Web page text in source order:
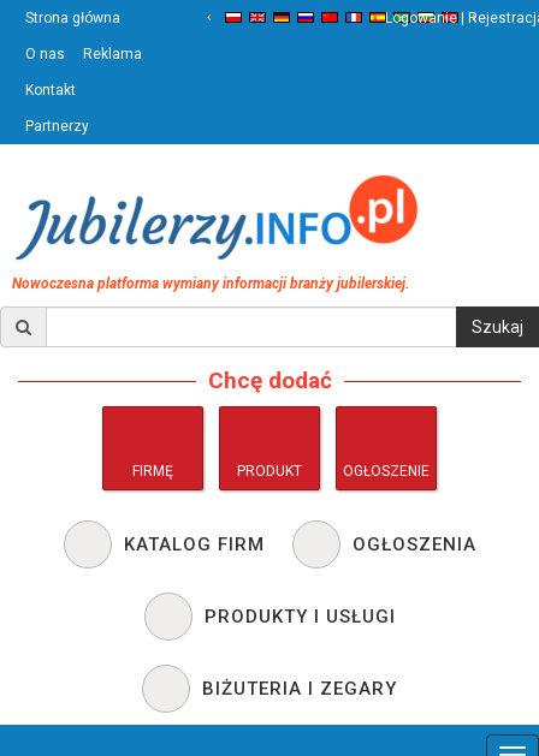
Strona główna
O nas Reklama
Kontakt
Partnerzy
‹ ›
Logowanie |
Nowoczesna platforma wymiany informacji branży jubilerskiej.
Chcę dodać
FIRMĘ PRODUKT OGŁOSZENIE
KATALOG FIRM OGŁOSZENIA
PRODUKTY I USŁUGI
BIŻUTERIA I ZEGARY